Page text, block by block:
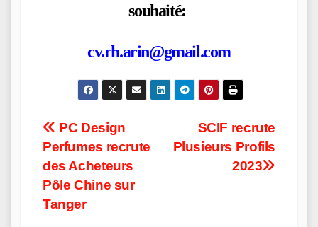
souhaité:
cv.rh.arin@gmail.com
Post
navigation
SCIF recrute
Plusieurs Profils
2023
PC Design
Perfumes recrute
des Acheteurs
Pôle Chine sur
Tanger